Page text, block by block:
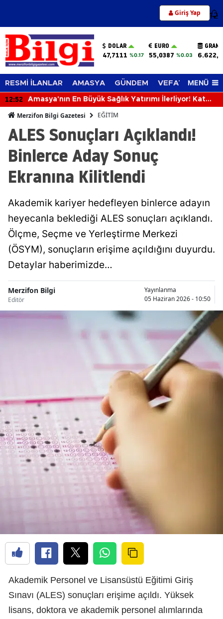
Giriş Yap 12
DOLAR
47,7111 %0.17
EURO
55,0387 %0.03
RESMİ İLANLAR AMASYA GÜNDEM VEFAT EDENLER
MENÜ
12:52
Amasya'nın En Büyük Sağlık Yatırımı İlerliyor! Kat
Merzifon Bilgi Gazetesi EĞİTİM
ALES Sonuçları Açıklandı!
Binlerce Aday Sonuç
Ekranına Kilitlendi
Akademik kariyer hedefleyen binlerce adayın
heyecanla beklediği ALES sonuçları açıklandı.
Ölçme, Seçme ve Yerleştirme Merkezi
(ÖSYM), sonuçların erişime açıldığını duyurdu.
Detaylar haberimizde…
Merzifon Bilgi
Editör
Yayınlanma
05 Haziran 2026 - 10:50
Akademik Personel ve Lisansüstü Eğitimi Giriş
Sınavı (ALES) sonuçları erişime açıldı. Yüksek
lisans, doktora ve akademik personel alımlarında